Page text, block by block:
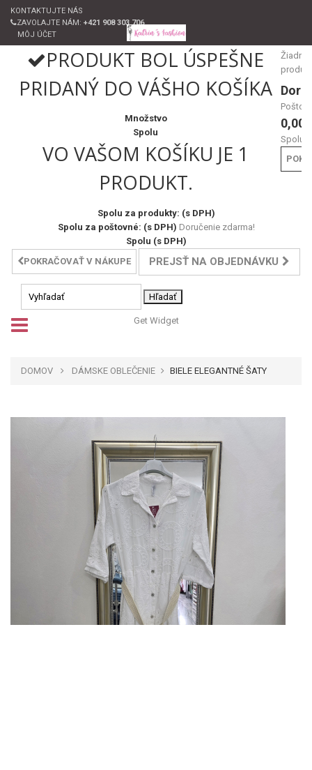
KONTAKTUJTE NÁS
ZAVOLAJTE NÁM: +421 908 303 706
MÔJ ÚČET
Žiadne
0,00
Spolu
PRODUKT BOL ÚSPEŠNE
PRIDANÝ DO VÁŠHO KOŠÍKA
Množstvo
Spolu
VO VAŠOM KOŠÍKU JE 1
PRODUKT.
Spolu za produkty: (s DPH)
Spolu za poštovné: (s DPH) Doručenie zdarma!
Spolu (s DPH)
POKRAČOVAŤ V NÁKUPE
PREJSŤ NA OBJEDNÁVKU
Hľadať
Get Widget
DOMOV DÁMSKE OBLEČENIE BIELE ELEGANTNÉ ŠATY